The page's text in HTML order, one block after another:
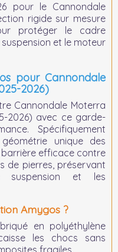
pour le Cannondale
rigide sur mesure
protéger le cadre
et le moteur
pour Cannondale
2026)
Cannondale Moterra
2026) avec ce garde-
Spécifiquement
unique des
efficace contre
de pierres, préservant
suspension et les
Amygos ?
en polyéthylène
les chocs sans
fragiles.